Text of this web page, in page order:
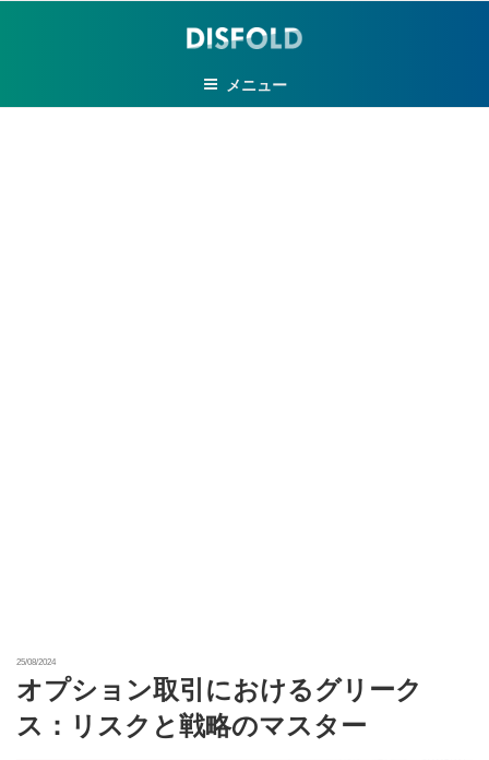
メニュー
25/08/2024
オプション取引におけるグリーク
ス：リスクと戦略のマスター